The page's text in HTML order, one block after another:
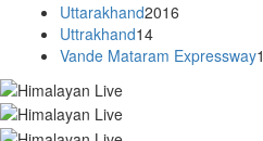
Uttarakhand2016
Uttrakhand14
Vande Mataram Expressway1